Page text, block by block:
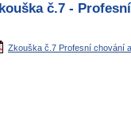
č.7 -
Zkouška č.7 Profesní chování